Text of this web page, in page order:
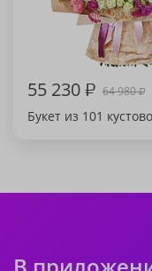
55 230₽ 64 980₽
Букет из 101